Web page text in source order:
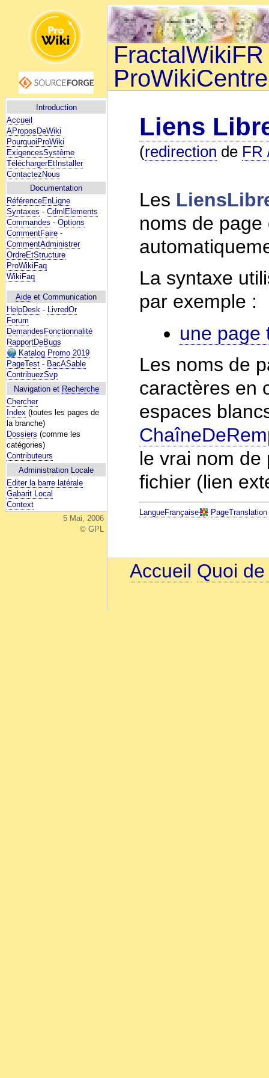
Introduction
Accueil
AProposDeWiki
PourquoiProWiki
ExigencesSystème
TéléchargerEtInstaller
ContactezNous
Documentation
RéférenceEnLigne
Syntaxes - CdmlElements
Commandes - Options
CommentFaire -
CommentAdministrer
OrdreEtStructure
ProWikiFaq
WikiFaq
Aide et Communication
HelpDesk - LivredOr
Forum
DemandesFonctionnalité
RapportDeBugs
Katalog Promo 2019
PageTest - BacASable
ContribuezSvp
Navigation et Recherche
Chercher
Index (toutes les pages de
la branche)
Dossiers (comme les
catégories)
Contributeurs
Administration Locale
Editer la barre latérale
Gabarit Local
Context
5 Mai, 2006
© GPL
FractalWikiFR
ProWikiCentre
Liens
(redirection de FR
Les
noms de
La syntaxe
par exemple :
une page
Les noms de
caractères en
espaces
le vrai nom de
fichier (lien
LangueFrançaise PageTranslation
Accueil Quoi